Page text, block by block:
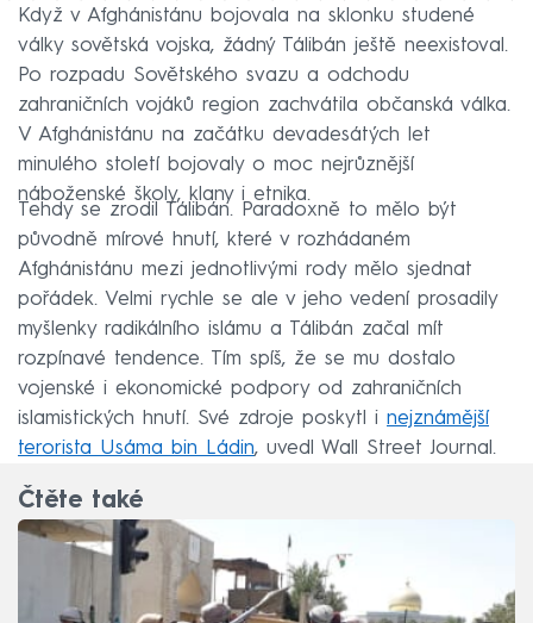
Když v Afghánistánu bojovala na sklonku studené
války sovětská vojska, žádný Tálibán ještě neexistoval.
Po rozpadu Sovětského svazu a odchodu
zahraničních vojáků region zachvátila občanská válka.
V Afghánistánu na začátku devadesátých let
minulého století bojovaly o moc nejrůznější
náboženské školy, klany i etnika.
Tehdy se zrodil Tálibán. Paradoxně to mělo být
původně mírové hnutí, které v rozhádaném
Afghánistánu mezi jednotlivými rody mělo sjednat
pořádek. Velmi rychle se ale v jeho vedení prosadily
myšlenky radikálního islámu a Tálibán začal mít
rozpínavé tendence. Tím spíš, že se mu dostalo
vojenské i ekonomické podpory od zahraničních
islamistických hnutí. Své zdroje poskytl i nejznámější
terorista Usáma bin Ládin, uvedl Wall Street Journal.
Čtěte také